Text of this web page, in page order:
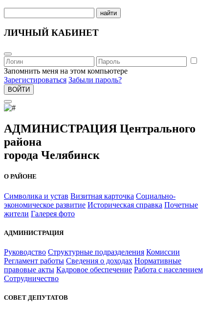
найти
ЛИЧНЫЙ КАБИНЕТ
Запомнить меня на этом компьютере
Зарегистироваться Забыли пароль?
ВОЙТИ
АДМИНИСТРАЦИЯ Центрального
района
города Челябинск
О РАЙОНЕ
Символика и устав Визитная карточка Социально-
экономическое развитие Историческая справка Почетные
жители Галерея фото
АДМИНИСТРАЦИЯ
Руководство Структурные подразделения Комиссии
Регламент работы Сведения о доходах Нормативные
правовые акты Кадровое обеспечение Работа с населением
Сотрудничество
СОВЕТ ДЕПУТАТОВ